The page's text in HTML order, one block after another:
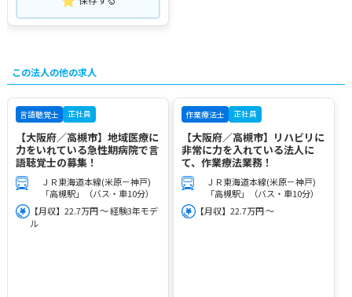
この法人の他の求人
言語聴覚士 正社員
【大阪府／高槻市】地域医療に
力をいれている急性期病院で言
語聴覚士の募集！
ＪＲ東海道本線(米原－神戸)
「高槻駅」（バス・車10分）
【月収】22.7万円 ～ 経験3年モデ
ル
作業療法士 正社員
【大阪府／高槻市】リハビリに
非常に力を入れている法人に
て、作業療法業務！
ＪＲ東海道本線(米原－神戸)
「高槻駅」（バス・車10分）
【月収】22.7万円 ～